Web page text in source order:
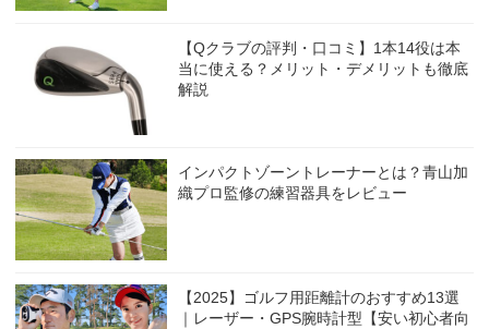
【Qクラブの評判・口コミ】1本14役は本
当に使える？メリット・デメリットも徹底
解説
インパクトゾーントレーナーとは？青山加
織プロ監修の練習器具をレビュー
【2025】ゴルフ用距離計のおすすめ13選
｜レーザー・GPS腕時計型【安い初心者向